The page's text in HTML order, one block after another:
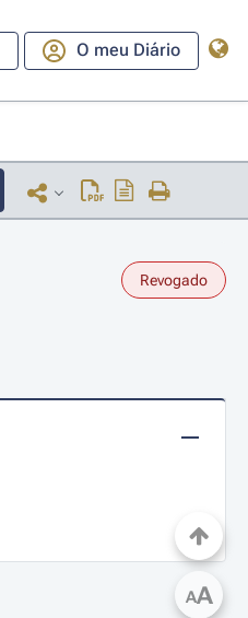
O meu Diário
Revogado
AA